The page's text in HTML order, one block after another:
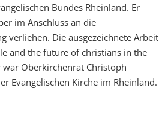
Bundes Rheinland. Er
im Anschluss an die
verliehen. Die ausgezeichnete Arbeit
and the future of christians in the
war Oberkirchenrat Christoph
Evangelischen Kirche im Rheinland.